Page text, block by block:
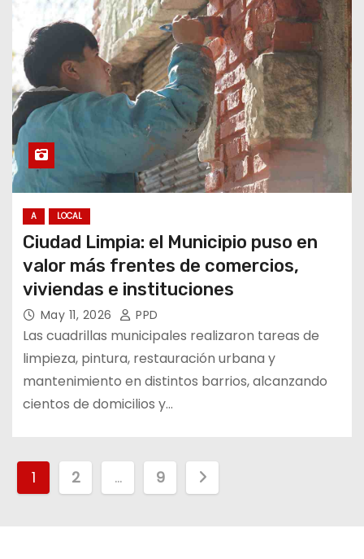
A LOCAL
Ciudad Limpia: el Municipio puso en
valor más frentes de comercios,
viviendas e instituciones
May 11, 2026 PPD
Las cuadrillas municipales realizaron tareas de
limpieza, pintura, restauración urbana y
mantenimiento en distintos barrios, alcanzando
cientos de domicilios y…
1 2 … 9